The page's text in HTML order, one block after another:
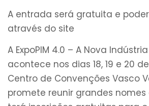
A entrada será gratuita e
através do site
A ExpoPIM 4.0 – A Nova
acontece nos dias 18, 19 e 20
Centro de Convenções Vasco
promete reunir grandes